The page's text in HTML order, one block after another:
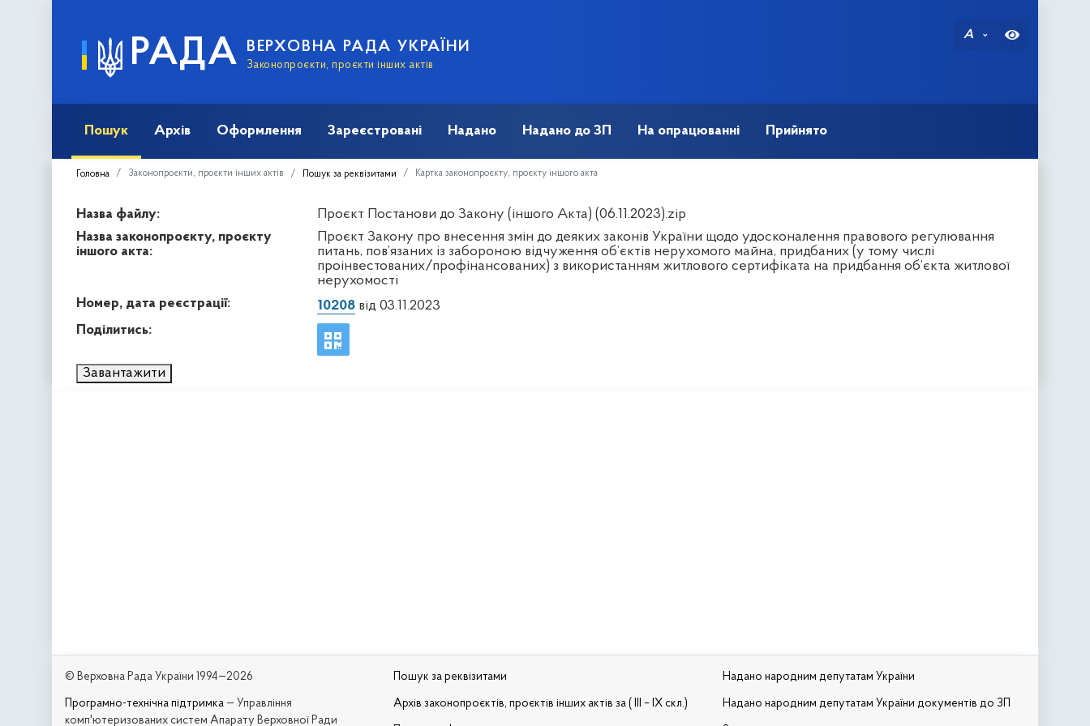
РАДА ВЕРХОВНА РАДА УКРАЇНИ
Законопроєкти, проєкти інших актів
A
Пошук Архів Оформлення Зареєстровані Надано Надано до ЗП На опрацюванні Прийнято
Головна Законопроєкти, проєкти інших актів Пошук за реквізитами Картка законопроєкту, проєкту іншого акта
Назва файлу:
Проєкт Постанови до Закону (іншого Акта) (06.11.2023).zip
Назва законопроєкту, проєкту
іншого акта:
Проєкт Закону про внесення змін до деяких законів України щодо удосконалення правового регулювання
питань, пов’язаних із забороною відчуження об’єктів нерухомого майна, придбаних (у тому числі
проінвестованих/профінансованих) з використанням житлового сертифіката на придбання об’єкта житлової
нерухомості
Номер, дата реєстрації:
10208від 03.11.2023
Поділитись:
Завантажити
© Верховна Рада України 1994—2026
Програмно-технічна підтримка — Управління
комп'ютеризованих систем Апарату Верховної Ради
Пошук за реквізитами
Архів законопроєктів, проєктів інших актів за ( III – IX скл.)
Надано народним депутатам України
Надано народним депутатам України документів до ЗП